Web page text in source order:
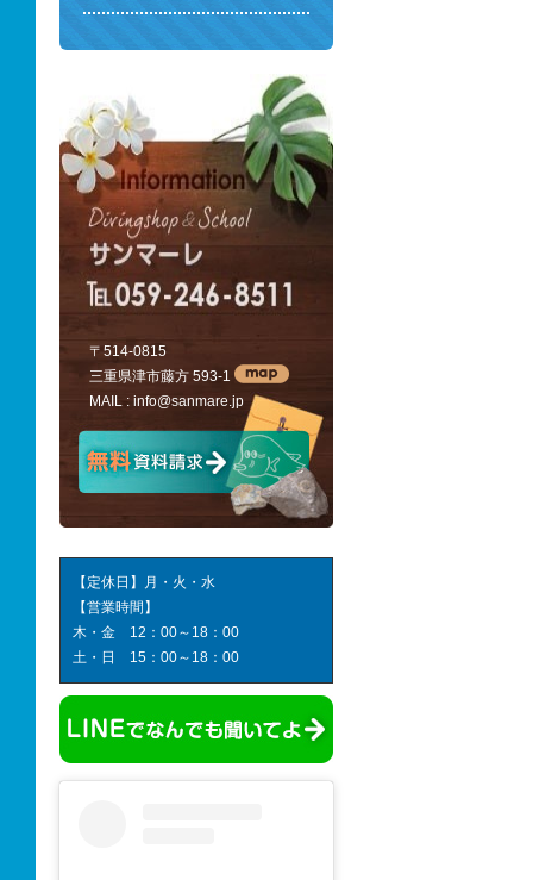
〒514-0815
三重県津市藤方 593-1
MAIL : info@sanmare.jp
【定休日】月・火・水
【営業時間】
木・金 12：00～18：00
土・日 15：00～18：00